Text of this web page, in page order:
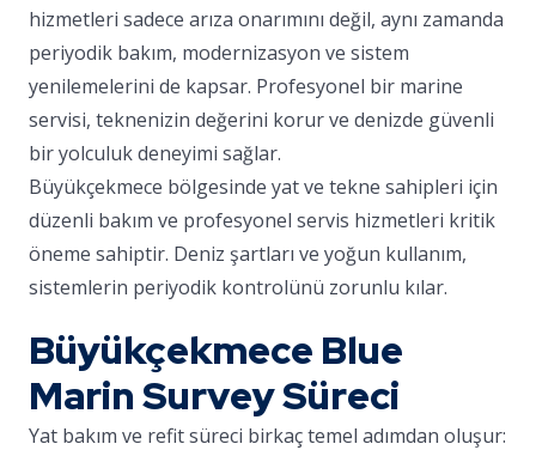
hizmetleri sadece arıza onarımını değil, aynı zamanda
periyodik bakım, modernizasyon ve sistem
yenilemelerini de kapsar. Profesyonel bir marine
servisi, teknenizin değerini korur ve denizde güvenli
bir yolculuk deneyimi sağlar.
Büyükçekmece bölgesinde yat ve tekne sahipleri için
düzenli bakım ve profesyonel servis hizmetleri kritik
öneme sahiptir. Deniz şartları ve yoğun kullanım,
sistemlerin periyodik kontrolünü zorunlu kılar.
Büyükçekmece Blue
Marin Survey Süreci
Yat bakım ve refit süreci birkaç temel adımdan oluşur: